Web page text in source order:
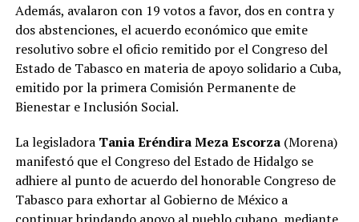
Además, avalaron con 19 votos a favor, dos en contra y
dos abstenciones, el acuerdo económico que emite
resolutivo sobre el oficio remitido por el Congreso del
Estado de Tabasco en materia de apoyo solidario a Cuba,
emitido por la primera Comisión Permanente de
Bienestar e Inclusión Social.
La legisladora Tania Eréndira Meza Escorza(Morena)
manifestó que el Congreso del Estado de Hidalgo se
adhiere al punto de acuerdo del honorable Congreso de
Tabasco para exhortar al Gobierno de México a